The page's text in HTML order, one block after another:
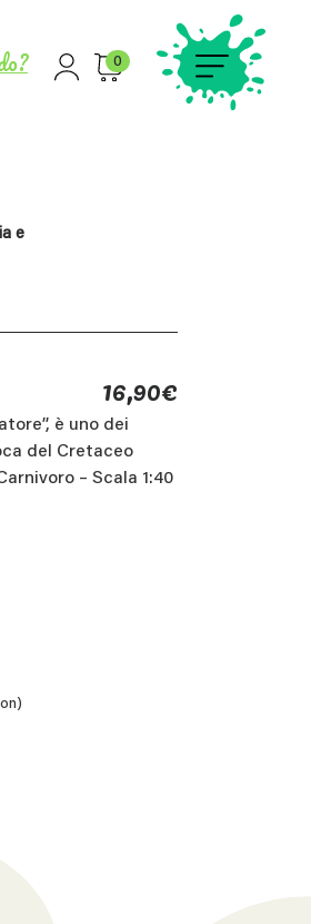
0
e
16,90€
è uno dei
del Cretaceo
– Scala 1:40